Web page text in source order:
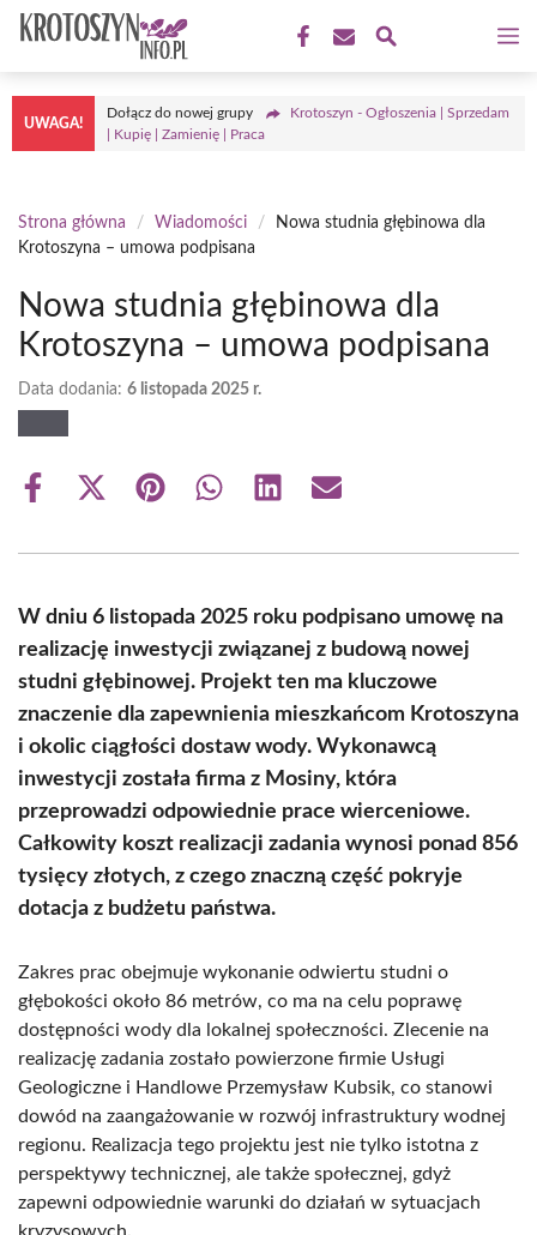
Przejdź
treści
UWAGA!
Dołącz do nowej grupy
Krotoszyn - Ogłoszenia | Sprzedam
| Kupię | Zamienię | Praca
Strona główna / Wiadomości /
Nowa studnia głębinowa dla
Krotoszyna – umowa podpisana
Nowa studnia głębinowa dla
Krotoszyna – umowa podpisana
Data dodania: 6 listopada 2025 r.
Share
Share
(Twitter)
Share Share Share Share
W dniu 6 listopada 2025 roku podpisano umowę na
realizację inwestycji związanej z budową nowej
studni głębinowej. Projekt ten ma kluczowe
znaczenie dla zapewnienia mieszkańcom Krotoszyna
i okolic ciągłości dostaw wody. Wykonawcą
inwestycji została firma z Mosiny, która
przeprowadzi odpowiednie prace wierceniowe.
Całkowity koszt realizacji zadania wynosi ponad 856
tysięcy złotych, z czego znaczną część pokryje
dotacja z budżetu państwa.
Zakres prac obejmuje wykonanie odwiertu studni o
głębokości około 86 metrów, co ma na celu poprawę
dostępności wody dla lokalnej społeczności. Zlecenie na
realizację zadania zostało powierzone firmie Usługi
Geologiczne i Handlowe Przemysław Kubsik, co stanowi
dowód na zaangażowanie w rozwój infrastruktury wodnej
regionu. Realizacja tego projektu jest nie tylko istotna z
perspektywy technicznej, ale także społecznej, gdyż
zapewni odpowiednie warunki do działań w sytuacjach